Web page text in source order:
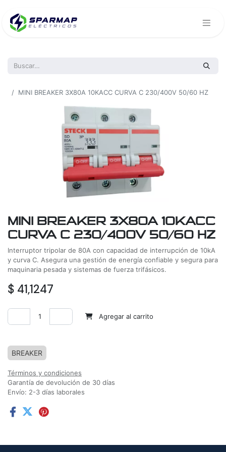
MINI BREAKER 3X80A 10KACC CURVA C 230/400V 50/60 HZ
MINI BREAKER 3X80A 10KACC
CURVA C 230/400V 50/60 HZ
Interruptor tripolar de 80A con capacidad de interrupción de 10kA
y curva C. Asegura una gestión de energía confiable y segura para
maquinaria pesada y sistemas de fuerza trifásicos.
$ 41,1247
Agregar al carrito
BREAKER
Términos y condiciones
Garantía de devolución de 30 días
Envío: 2-3 días laborales